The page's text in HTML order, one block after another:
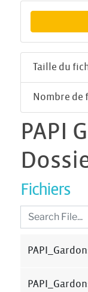
Taille du
Nombre de
PAPI
Fichiers